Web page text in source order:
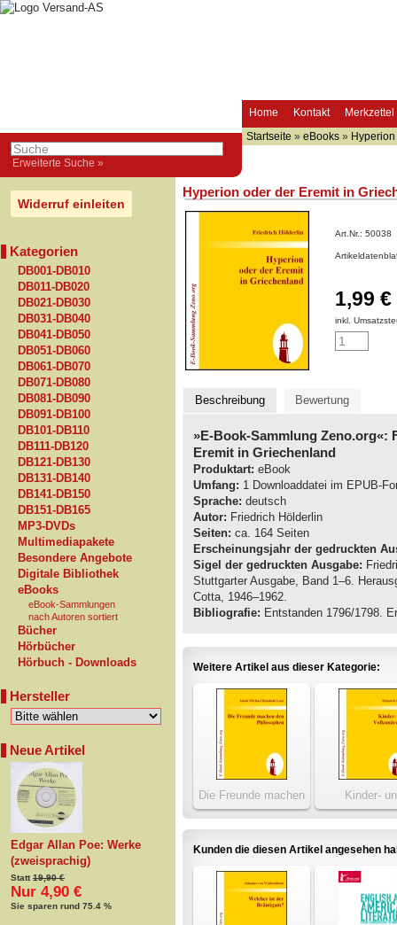
Home Kontakt Merkzettel
Erweiterte Suche »
Startseite » eBooks »
Widerruf einleiten
Kategorien
DB001-DB010
DB011-DB020
DB021-DB030
DB031-DB040
DB041-DB050
DB051-DB060
DB061-DB070
DB071-DB080
DB081-DB090
DB091-DB100
DB101-DB110
DB111-DB120
DB121-DB130
DB131-DB140
DB141-DB150
DB151-DB165
MP3-DVDs
Multimediapakete
Besondere Angebote
Digitale Bibliothek
eBooks
eBook-Sammlungen
nach Autoren sortiert
Bücher
Hörbücher
Hörbuch - Downloads
Hersteller
Neue Artikel
Edgar Allan Poe: Werke
(zweisprachig)
Statt19,90 €
Nur 4,90 €
Sie sparen rund 75.4 %
Hyperion oder der Eremit in
Art.Nr.: 50038
1,99 €
inkl.
Beschreibung Bewertung
»E-Book-Sammlung Zeno.org«:
Eremit in Griechenland
Produktart: eBook
Umfang: 1 Downloaddatei im EPUB-
Sprache: deutsch
Autor: Friedrich Hölderlin
Seiten: ca. 164 Seiten
Erscheinungsjahr der gedruckten
Sigel der gedruckten Ausgabe:
Stuttgarter Ausgabe, Band 1–6.
Cotta, 1946–1962.
Bibliografie: Entstanden 1796/1798.
Weitere Artikel aus dieser Kategorie:
Die Freunde machen
den Philosophen
Kinder-
Kunden die diesen Artikel angesehen